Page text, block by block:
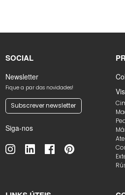
SOCIAL
Newsletter
Fique a par das novidades!
Subscrever newsletter
Siga-nos